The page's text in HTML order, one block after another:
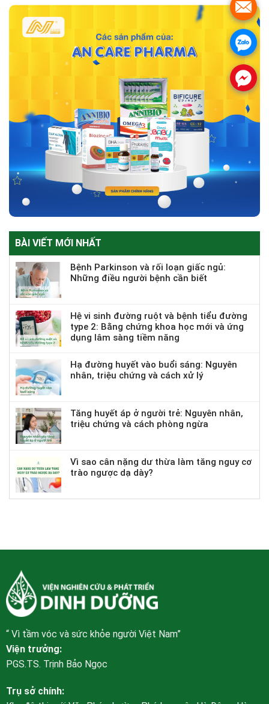
BÀI VIẾT MỚI NHẤT
Bệnh Parkinson và rối loạn giấc ngủ:
Những điều người bệnh cần biết
Hệ vi sinh đường ruột và bệnh tiểu đường
type 2: Bằng chứng khoa học mới và ứng
dụng lâm sàng tiềm năng
Hạ đường huyết vào buổi sáng: Nguyên
nhân, triệu chứng và cách xử lý
Tăng huyết áp ở người trẻ: Nguyên nhân,
triệu chứng và cách phòng ngừa
Vì sao cân nặng dư thừa làm tăng nguy cơ
trào ngược dạ dày?
“ Vì tầm vóc và sức khỏe người Việt Nam”
Viện trưởng:
PGS.TS. Trịnh Bảo Ngọc
Trụ sở chính:
.
.
.